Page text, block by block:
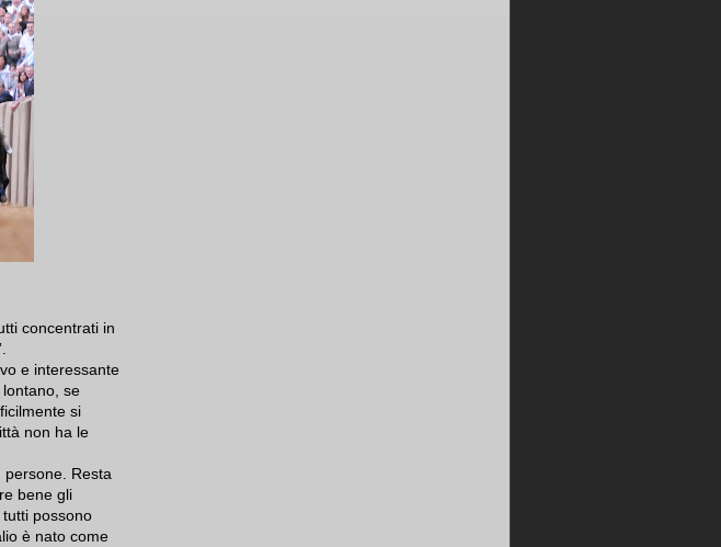
concentrati in
e interessante
se
si
non ha le
persone. Resta
bene gli
possono
è nato come